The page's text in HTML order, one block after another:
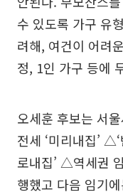
수 있도록 가구 유
려해, 여건이 어려
정, 1인 가구 등에
오세훈 후보는 서
전세 ‘미리내집’
로내집’ △역세권
행했고 다음 임기